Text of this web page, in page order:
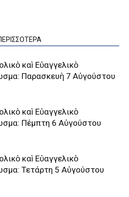
καὶ Εὐαγγελικὸ
Παρασκευὴ 7 Αὐγούστου
καὶ Εὐαγγελικὸ
Πέμπτη 6 Αὐγούστου
καὶ Εὐαγγελικὸ
Τετάρτη 5 Αὐγούστου